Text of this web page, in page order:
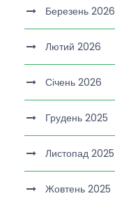
Березень 2026
Лютий 2026
Січень 2026
Грудень 2025
Листопад 2025
Жовтень 2025